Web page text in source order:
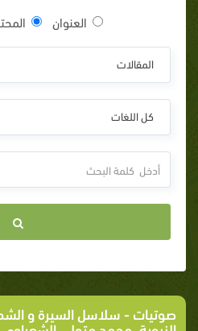
العنوان
المقالات
كل اللغات
صوتيات -سلاسل السيرة و